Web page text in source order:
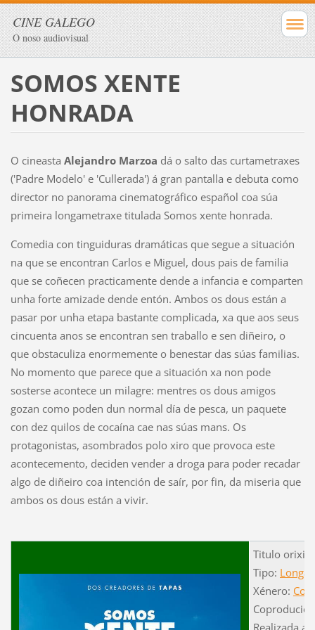
CINE GALEGO
O noso audiovisual
SOMOS XENTE
HONRADA
O cineasta Alejandro Marzoa dá o salto das curtametraxes
('Padre Modelo' e 'Cullerada') á gran pantalla e debuta como
director no panorama cinematográfico español coa súa
primeira longametraxe titulada Somos xente honrada.
Comedia con tinguiduras dramáticas que segue a situación
na que se encontran Carlos e Miguel, dous pais de familia
que se coñecen practicamente dende a infancia e comparten
unha forte amizade dende entón. Ambos os dous están a
pasar por unha etapa bastante complicada, xa que aos seus
cincuenta anos se encontran sen traballo e sen diñeiro, o
que obstaculiza enormemente o benestar das súas familias.
No momento que parece que a situación xa non pode
sosterse acontece un milagre: mentres os dous amigos
gozan como poden dun normal día de pesca, un paquete
con dez quilos de cocaína cae nas súas mans. Os
protagonistas, asombrados polo xiro que provoca este
acontecemento, deciden vender a droga para poder recadar
algo de diñeiro coa intención de saír, por fin, da miseria que
ambos os dous están a vivir.
Titulo
Tipo:
Xénero:
Coprodución
Realizada a